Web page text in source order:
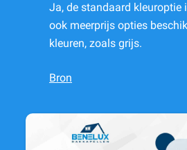
Ja, de standaard kleuroptie
ook meerprijs opties
kleuren, zoals grijs.
Bron